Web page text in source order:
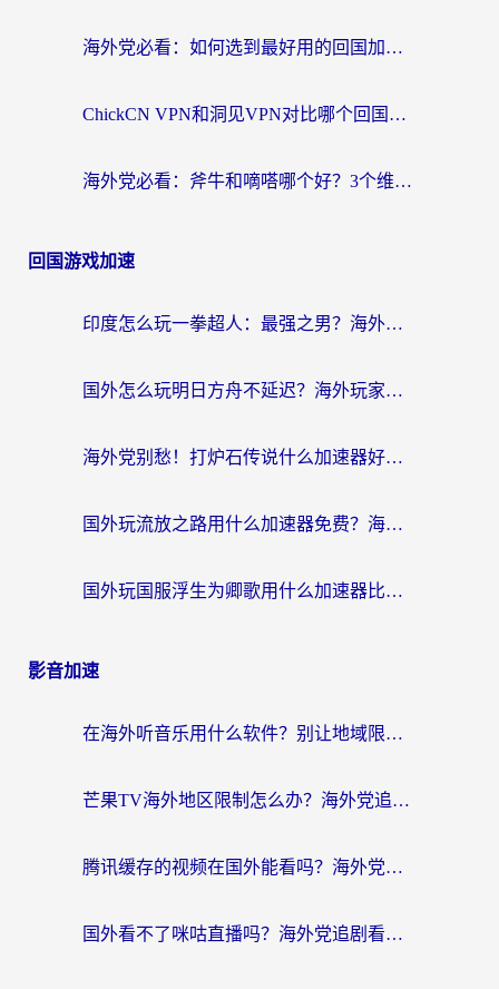
海外党必看：如何选到最好用的回国加速器？从节点到售后的全维度指南
ChickCN VPN和洞见VPN对比哪个回国效果更好？海外党亲测3款加速器+避坑指南
海外党必看：斧牛和嘀嗒哪个好？3个维度教你选对回国加速器
回国游戏加速
印度怎么玩一拳超人：最强之男？海外党国服游戏加速避坑指南
国外怎么玩明日方舟不延迟？海外玩家国服游戏加速终极指南（附DNF梦幻诛仙解决方案）
海外党别愁！打炉石传说什么加速器好用？3个实用技巧解决国服游戏卡顿
国外玩流放之路用什么加速器免费？海外党亲测有效的国服游戏加速指南
国外玩国服浮生为卿歌用什么加速器比较好？海外党亲测不踩坑指南
影音加速
在海外听音乐用什么软件？别让地域限制断了你的华语歌单
芒果TV海外地区限制怎么办？海外党追剧看片的实用加速器选择指南
腾讯缓存的视频在国外能看吗？海外党追剧看片的终极解决方案
国外看不了咪咕直播吗？海外党追剧看片的加速器选择指南